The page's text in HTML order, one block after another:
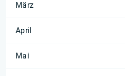
März
April
Mai